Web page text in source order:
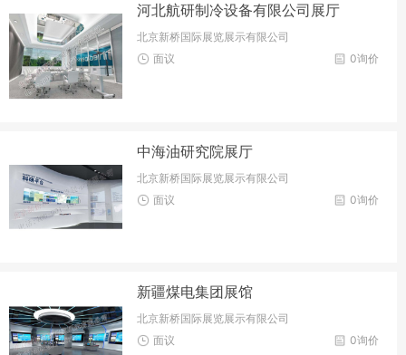
河北航研制冷设备有限公司展厅
北京新桥国际展览展示有限公司
0询价
面议
中海油研究院展厅
北京新桥国际展览展示有限公司
0询价
面议
新疆煤电集团展馆
北京新桥国际展览展示有限公司
0询价
面议